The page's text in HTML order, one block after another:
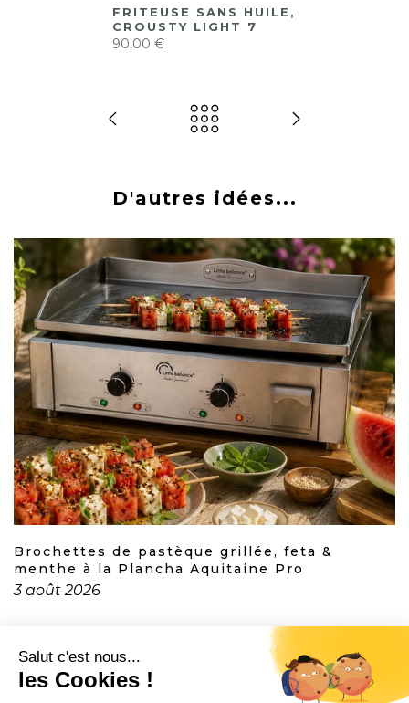
FRITEUSE SANS HUILE,
CROUSTY LIGHT 7
90,00 €
D'autres idées...
Brochettes de pastèque grillée, feta &
menthe à la Plancha Aquitaine Pro
3 août 2026
CONTACT